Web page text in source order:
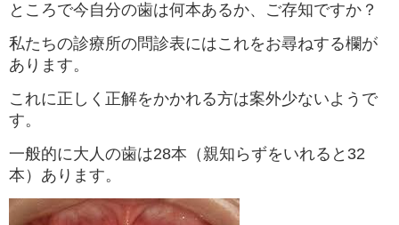
ところで今自分の歯は何本あるか、ご存知ですか？
私たちの診療所の問診表にはこれをお尋ねする欄が
あります。
これに正しく正解をかかれる方は案外少ないようで
す。
一般的に大人の歯は28本（親知らずをいれると32
本）あります。